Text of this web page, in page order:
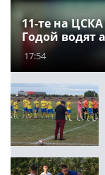
11-те на
Годой водят
17:54